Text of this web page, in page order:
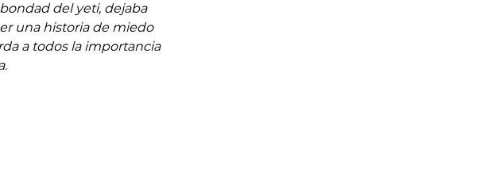
del yeti, dejaba
una historia de miedo
a todos la importancia